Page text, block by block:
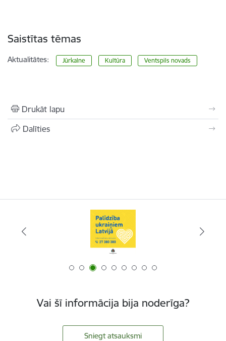
Saistītas tēmas
Aktualitātes: Jūrkalne Kultūra Ventspils novads
Drukāt lapu
Dalīties
Vai šī informācija bija noderīga?
Sniegt atsauksmi